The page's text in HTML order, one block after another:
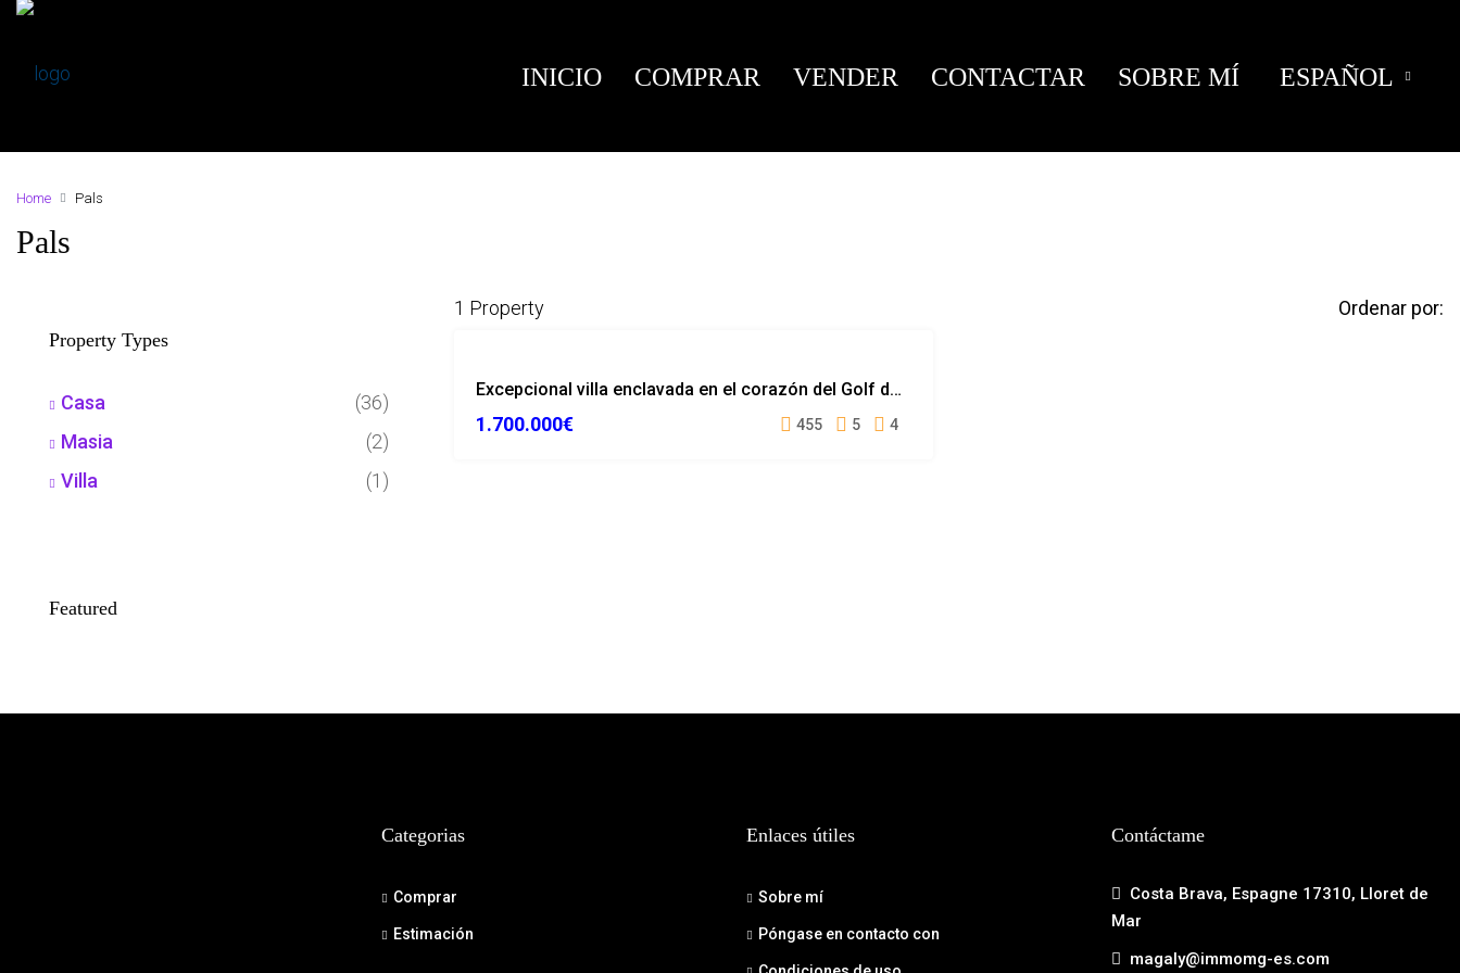
INICIO COMPRAR VENDER CONTACTAR SOBRE MÍ ESPAÑOL
Home Pals
Pals
1 Property Ordenar por:
Excepcional villa enclavada en el corazón del Golf de Pals
1.700.000€ 455 5 4
Property Types
Casa
(36)
Masia
(2)
Villa
(1)
Featured
Categorias
Comprar
Estimación
Enlaces útiles
Sobre mí
Póngase en contacto con
Contáctame
Costa Brava, Espagne 17310, Lloret de
Mar
magaly@immomg-es.com